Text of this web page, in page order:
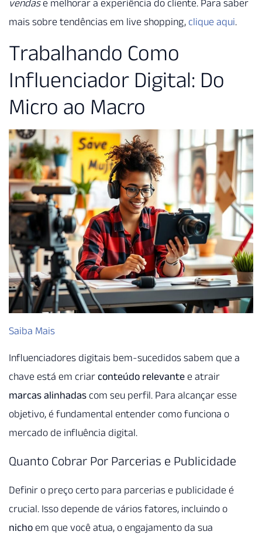
vendase melhorar a experiência do cliente. Para saber
mais sobre tendências em live shopping, clique aqui.
Trabalhando Como
Influenciador Digital: Do
Micro ao Macro
Saiba Mais
Influenciadores digitais bem-sucedidos sabem que a
chave está em criar conteúdo relevante e atrair
marcas alinhadas com seu perfil. Para alcançar esse
objetivo, é fundamental entender como funciona o
mercado de influência digital.
Quanto Cobrar Por Parcerias e Publicidade
Definir o preço certo para parcerias e publicidade é
crucial. Isso depende de vários fatores, incluindo o
nicho em que você atua, o engajamento da sua